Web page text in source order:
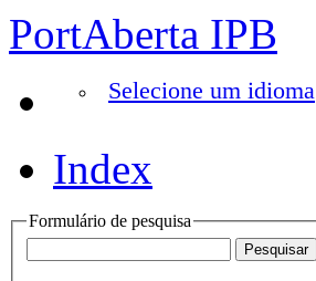
PortAberta IPB
Selecione um idioma
Index
Formulário de pesquisa